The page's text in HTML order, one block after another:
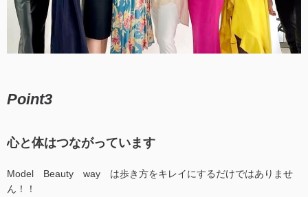
Point3
心と体はつながっています
Model Beauty way は歩き方をキレイにするだけではありませ
ん！！